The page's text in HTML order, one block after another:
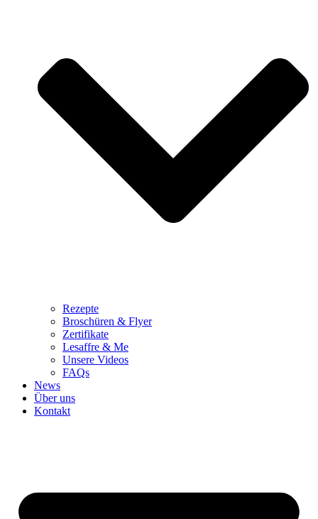
Rezepte
Broschüren & Flyer
Zertifikate
Lesaffre & Me
Unsere Videos
FAQs
News
Über uns
Kontakt